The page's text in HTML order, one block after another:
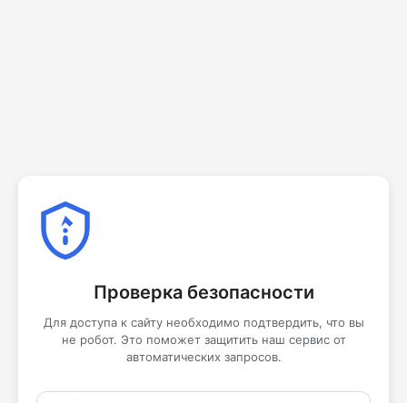
Проверка безопасности
Для доступа к сайту необходимо подтвердить, что вы
не робот. Это поможет защитить наш сервис от
автоматических запросов.